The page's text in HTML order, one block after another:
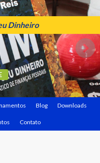
Dinheiro
Blog Downloads
Contato